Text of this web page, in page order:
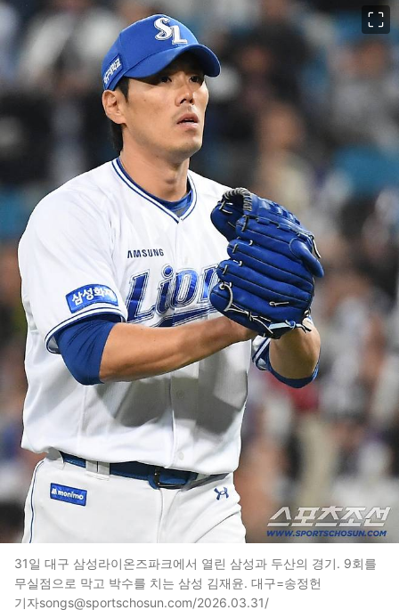
31일 대구 삼성라이온즈파크에서 열린 삼성과 두산의 경기. 9회를
무실점으로 막고 박수를 치는 삼성 김재윤. 대구=송정헌
기자songs@sportschosun.com/2026.03.31/